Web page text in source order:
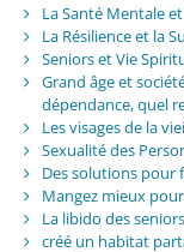
La Santé Mentale
La Résilience et la
Seniors et Vie
Grand âge et
dépendance, quel
Les visages de la
Sexualité des
Des solutions pour
Mangez mieux
La libido des seniors
créé un habitat